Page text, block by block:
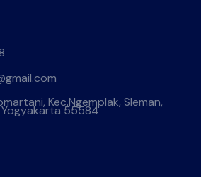
Kec.Ngemplak, Sleman,
55584